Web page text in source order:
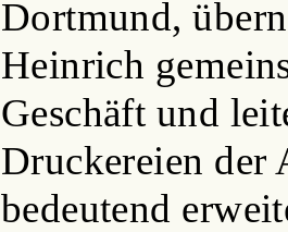
Dortmund,
Heinrich
Geschäft und
Druckereien der
bedeutend